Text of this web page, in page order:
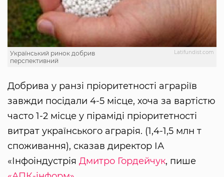
Latifundist.com
Український ринок добрив
перспективний
Добрива у ранзі пріоритетності аграріїв
завжди посідали 4-5 місце, хоча за вартістю
часто 1-2 місце у піраміді пріоритетності
витрат українського аграрія. (1,4-1,5 млн т
споживання), сказав директор ІА
«Інфоіндустрія Дмитро Гордейчук, пише